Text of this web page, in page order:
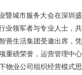
城市服务大会在深圳盛
业领军者与专业人士，共
善生活集团受邀出席，凭
重磅荣誉，运营管理中心
物业公司组织经营模式思